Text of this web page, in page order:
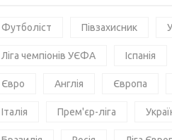
Футболіст Півзахисник
Ліга чемпіонів УЄФА Іспанія
Євро Англія Європа
Італія Прем'єр-ліга